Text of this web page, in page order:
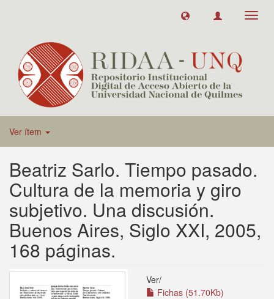
Ver ítem
Beatriz Sarlo. Tiempo pasado.
Cultura de la memoria y giro
subjetivo. Una discusión.
Buenos Aires, Siglo XXI, 2005,
168 páginas.
Ver/
Fichas (51.70Kb)